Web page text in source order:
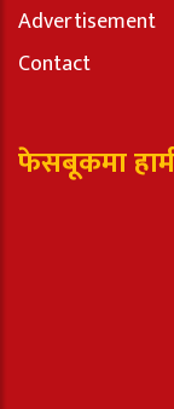
Advertisement
Contact
फेसबूकमा